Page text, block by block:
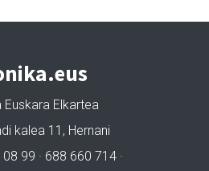
Euskara Elkartea
kalea 11, Hernani
99 · 688 660 714 ·